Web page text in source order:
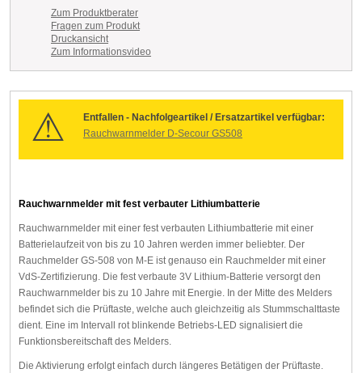
Zum Produktberater
Fragen zum Produkt
Druckansicht
Zum Informationsvideo
Entfallen - Nachfolgeartikel / Ersatzartikel verfügbar:
Rauchwarnmelder D-Secour GS508
Rauchwarnmelder mit fest verbauter Lithiumbatterie
Rauchwarnmelder mit einer fest verbauten Lithiumbatterie mit einer
Batterielaufzeit von bis zu 10 Jahren werden immer beliebter. Der
Rauchmelder GS-508 von M-E ist genauso ein Rauchmelder mit einer
VdS-Zertifizierung. Die fest verbaute 3V Lithium-Batterie versorgt den
Rauchwarnmelder bis zu 10 Jahre mit Energie. In der Mitte des Melders
befindet sich die Prüftaste, welche auch gleichzeitig als Stummschalttaste
dient. Eine im Intervall rot blinkende Betriebs-LED signalisiert die
Funktionsbereitschaft des Melders.
Die Aktivierung erfolgt einfach durch längeres Betätigen der Prüftaste.